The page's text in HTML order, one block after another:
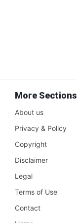
More Sections
About us
Privacy & Policy
Copyright
Disclaimer
Legal
Terms of Use
Contact